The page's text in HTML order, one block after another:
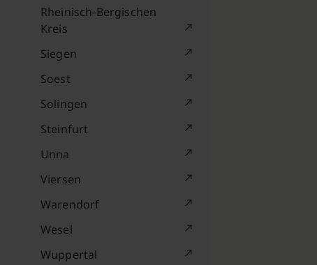
Rheinisch-Bergischen
Kreis
Siegen
Soest
Solingen
Steinfurt
Unna
Viersen
Warendorf
Wesel
Wuppertal